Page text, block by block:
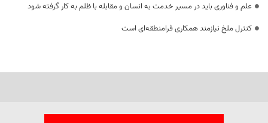
علم و فناوری باید در مسیر خدمت به انسان و مقابله با ظلم به کار گرفته شود
کنترل ملخ نیازمند همکاری فرامنطقه‌ای است